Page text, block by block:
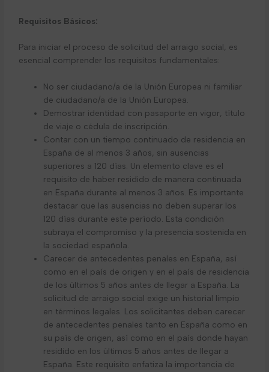
Requisitos Básicos:
Para iniciar el proceso de solicitud del arraigo social, es
esencial comprender los requisitos fundamentales:
No ser ciudadano/a de la Unión Europea ni familiar
de ciudadano/a de la Unión Europea.
Demostrar identidad con pasaporte en vigor, título
de viaje o cédula de inscripción.
Contar con un tiempo continuado de residencia en
España de al menos 3 años, sin ausencias
superiores a 120 días. Un elemento clave es el
requisito de haber residido de manera continuada
en España durante al menos 3 años. Es importante
destacar que las ausencias no deben superar los
120 días durante este período. Esta condición
subraya el compromiso y la presencia sostenida en
la sociedad española.
Carecer de antecedentes penales en España, así
como en el país de origen y en el país de residencia
de los últimos 5 años antes de llegar a España. La
solicitud de arraigo social exige un historial limpio
en términos legales. Los solicitantes deben carecer
de antecedentes penales tanto en España como en
su país de origen, así como en el país donde hayan
residido en los últimos 5 años antes de llegar a
España. Este requisito enfatiza la importancia de